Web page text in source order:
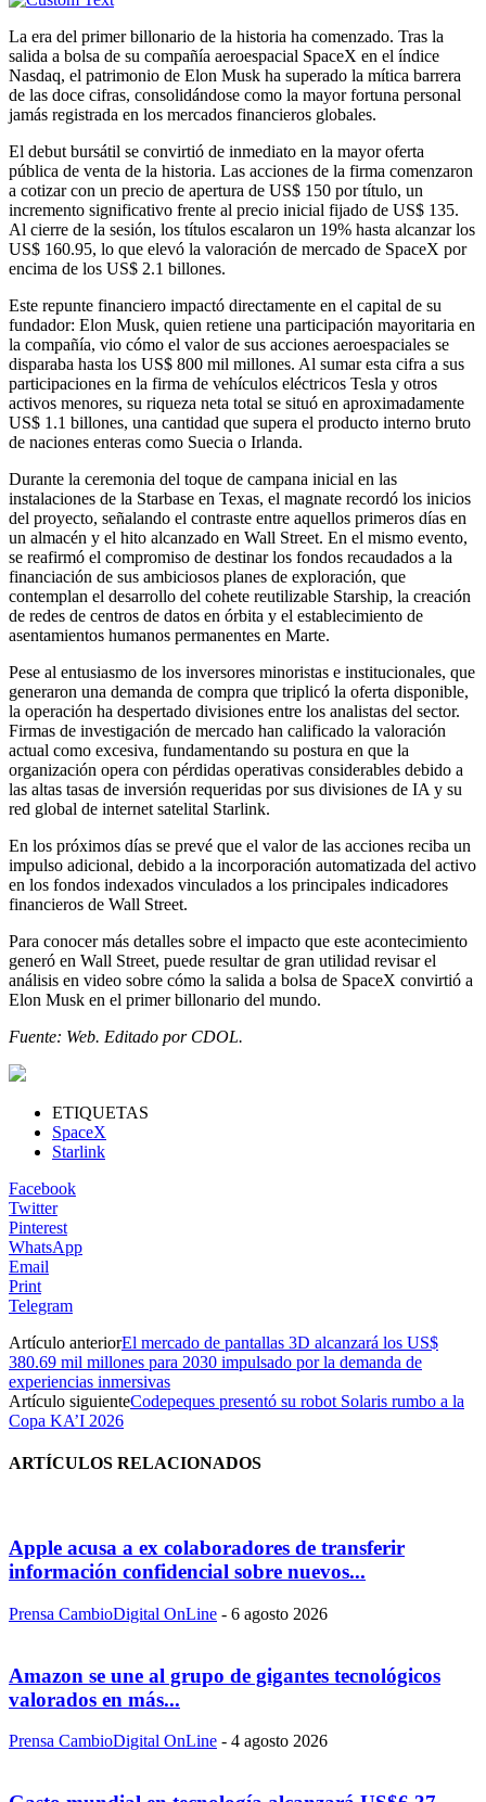
La era del primer billonario de la historia ha comenzado. Tras la
salida a bolsa de su compañía aeroespacial SpaceX en el índice
Nasdaq, el patrimonio de Elon Musk ha superado la mítica barrera
de las doce cifras, consolidándose como la mayor fortuna personal
jamás registrada en los mercados financieros globales.
El debut bursátil se convirtió de inmediato en la mayor oferta
pública de venta de la historia. Las acciones de la firma comenzaron
a cotizar con un precio de apertura de US$ 150 por título, un
incremento significativo frente al precio inicial fijado de US$ 135.
Al cierre de la sesión, los títulos escalaron un 19% hasta alcanzar los
US$ 160.95, lo que elevó la valoración de mercado de SpaceX por
encima de los US$ 2.1 billones.
Este repunte financiero impactó directamente en el capital de su
fundador: Elon Musk, quien retiene una participación mayoritaria en
la compañía, vio cómo el valor de sus acciones aeroespaciales se
disparaba hasta los US$ 800 mil millones. Al sumar esta cifra a sus
participaciones en la firma de vehículos eléctricos Tesla y otros
activos menores, su riqueza neta total se situó en aproximadamente
US$ 1.1 billones, una cantidad que supera el producto interno bruto
de naciones enteras como Suecia o Irlanda.
Durante la ceremonia del toque de campana inicial en las
instalaciones de la Starbase en Texas, el magnate recordó los inicios
del proyecto, señalando el contraste entre aquellos primeros días en
un almacén y el hito alcanzado en Wall Street. En el mismo evento,
se reafirmó el compromiso de destinar los fondos recaudados a la
financiación de sus ambiciosos planes de exploración, que
contemplan el desarrollo del cohete reutilizable Starship, la creación
de redes de centros de datos en órbita y el establecimiento de
asentamientos humanos permanentes en Marte.
Pese al entusiasmo de los inversores minoristas e institucionales, que
generaron una demanda de compra que triplicó la oferta disponible,
la operación ha despertado divisiones entre los analistas del sector.
Firmas de investigación de mercado han calificado la valoración
actual como excesiva, fundamentando su postura en que la
organización opera con pérdidas operativas considerables debido a
las altas tasas de inversión requeridas por sus divisiones de IA y su
red global de internet satelital Starlink.
En los próximos días se prevé que el valor de las acciones reciba un
impulso adicional, debido a la incorporación automatizada del activo
en los fondos indexados vinculados a los principales indicadores
financieros de Wall Street.
Para conocer más detalles sobre el impacto que este acontecimiento
generó en Wall Street, puede resultar de gran utilidad revisar el
análisis en video sobre cómo la salida a bolsa de SpaceX convirtió a
Elon Musk en el primer billonario del mundo.
Fuente: Web. Editado por CDOL.
ETIQUETAS
SpaceX
Starlink
Facebook
Twitter
Pinterest
WhatsApp
Email
Print
Telegram
Artículo anteriorEl mercado de pantallas 3D alcanzará los US$
380.69 mil millones para 2030 impulsado por la demanda de
experiencias inmersivas
Artículo siguienteCodepeques presentó su robot Solaris rumbo a la
Copa KA’I 2026
ARTÍCULOS RELACIONADOS
Apple acusa a ex colaboradores de transferir
información confidencial sobre nuevos...
Prensa CambioDigital OnLine - 6 agosto 2026
Amazon se une al grupo de gigantes tecnológicos
valorados en más...
Prensa CambioDigital OnLine - 4 agosto 2026